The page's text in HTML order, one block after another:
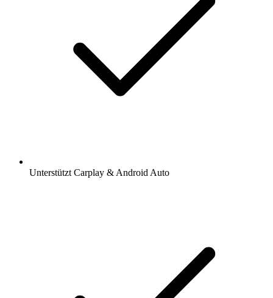
Unterstützt Carplay & Android Auto